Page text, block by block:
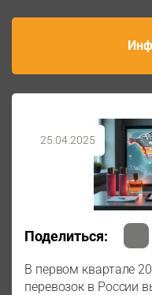
25.04.2025
Поделиться:
В первом квартале
перевозок в России